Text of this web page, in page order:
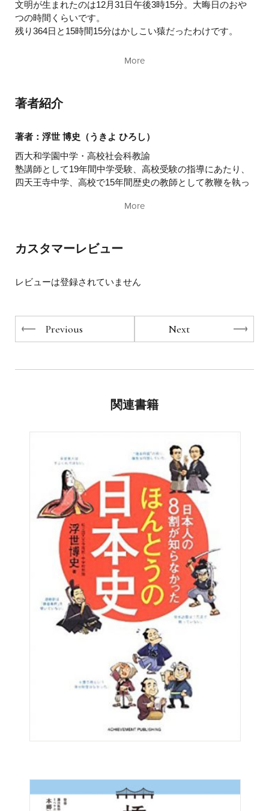
文明が生まれたのは12月31日午後3時15分。大晦日のおや
つの時間くらいです。
残り364日と15時間15分はかしこい猿だったわけです。
なが～い動物の歴史、なが～い生物の歴史、なが～い地球
なのかもしれません。
とってもシンプルで短いもの。なのに、
「人名とかおぼえられへんし、歴史ってなんか難しい！」
そんな深刻に悩まなくてもよいのにな、と思い続けてきま
した。
でも、深刻に考えなくても真剣には考えてほしいところで
そこで、できるかぎり実用的で、読みやすくって、楽しく
（大いに脱線しながら）歴史を
いました。
受験生の皆様にも「こ、これ、使えるやんっ」と実感して
先達が何をどうしちゃったから、いまの社会はこうなって
いるのか。
これから我々はどうしていけばいいのか？
そんなことを考えてもらうきっかけになることを願い、
大晦日の昼下がりから読み始めて、除夜の鐘がゴ～ンとな
るくらいまでに読み終わる、
歴史の話を始めたいと思います。
More
著者紹介
著者：浮世 博史（うきよ ひろし）
西大和学園中学・高校社会科教諭
塾講師として19年間中学受験、高校受験の指導にあたり、
四天王寺中学、高校で15年間歴史の教師として教鞭を執っ
管、教育研究室主管を歴任。その後、進学塾、希学園の社
史“で”学ぶ」をテーマに、受験対策に留まらない生きる力
More
カスタマーレビュー
レビューは登録されていません
Previous Next
関連書籍